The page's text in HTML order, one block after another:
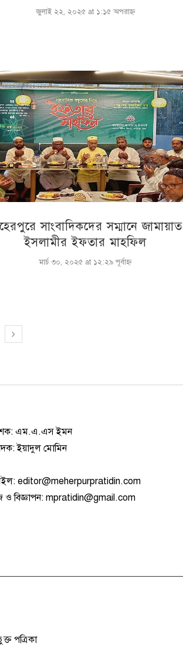
জুলাই ২২, ২০২৫ at ১:১৫ অপরাহ্ণ
সাংবাদিকদের সম্মানে জামায়াত
ইসলামীর ইফতার মাহফিল
মার্চ ৩০, ২০২৫ at ১২:২৯ পূর্বাহ্ণ
এম.এ.এস ইমন
ইয়াদুল মোমিন
editor@meherpurpratidin.com
ও বিজ্ঞাপন: mpratidin@gmail.com
পত্রিকা